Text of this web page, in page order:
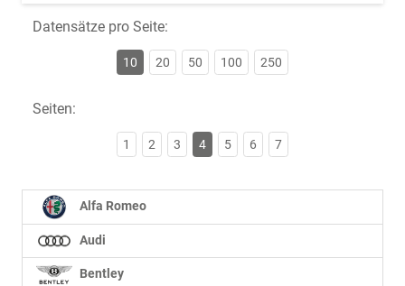
Datensätze pro Seite:
10 20 50 100 250
Seiten:
1 2 3 4 5 6 7
Alfa Romeo
Audi
Bentley